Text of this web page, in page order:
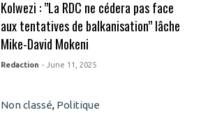
Kolwezi : ”La RDC ne cédera pas face
aux tentatives de balkanisation” lâche
Mike-David Mokeni
Redaction - June 11, 2025
Non classé, Politique